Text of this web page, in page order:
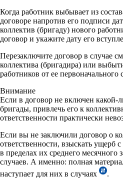
Когда работник выбывает из
договоре напротив его подписи
коллектив (бригаду) нового
договор и укажите дату его
Перезаключите договор в случае
коллектива (бригадира) или
работников от ее первоначального
Внимание
Если в договор не включен какой-
бригады, привлечь его к
ответственности практически
Если вы не заключили договор о
ответственности, взыскать ущерб
в пределах их среднего месячного
случаев. А именно: полная
наступает для них в случаях
.